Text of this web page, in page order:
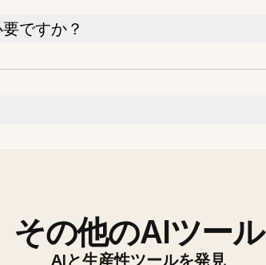
ですか？
その他のAIツール
AIと生産性ツールを発見